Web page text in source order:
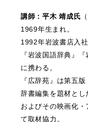
講師：平木 靖成氏
1969年生まれ。
1992年岩波書店入
『岩波国語辞典』
に携わる。
『広辞苑』は第五
辞書編集を題材とし
およびその映画化
て取材協力。